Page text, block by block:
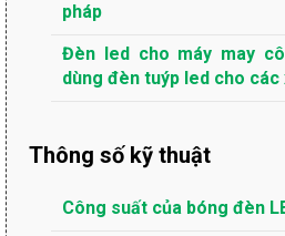
pháp
Đèn led cho máy may
dùng đèn tuýp led cho các
Thông số kỹ thuật
Công suất của bóng đèn